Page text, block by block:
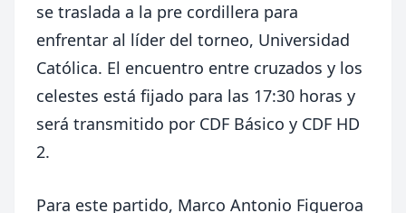
se traslada a la pre cordillera para
enfrentar al líder del torneo, Universidad
Católica. El encuentro entre cruzados y los
celestes está fijado para las 17:30 horas y
será transmitido por CDF Básico y CDF HD
2.
Para este partido, Marco Antonio Figueroa